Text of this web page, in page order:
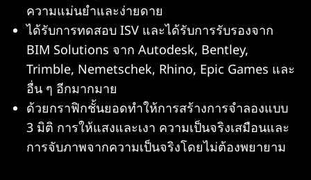
ความแม่นยำและง่ายดาย
ได้รับการทดสอบ ISV และได้รับการรับรองจาก
BIM Solutions จาก Autodesk, Bentley,
Trimble, Nemetschek, Rhino, Epic Games และ
อื่น ๆ อีกมากมาย
ด้วยกราฟิกชั้นยอดทำให้การสร้างการจำลองแบบ
3 มิติ การให้แสงและเงา ความเป็นจริงเสมือนและ
การจับภาพจากความเป็นจริงโดยไม่ต้องพยายาม